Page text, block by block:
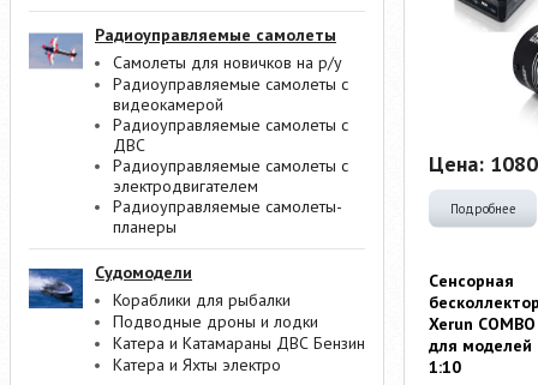
Радиоуправляемые самолеты
Самолеты для новичков на р/у
Радиоуправляемые самолеты с
видеокамерой
Радиоуправляемые самолеты с
ДВС
Радиоуправляемые самолеты с
электродвигателем
Радиоуправляемые самолеты-
планеры
Судомодели
Кораблики для рыбалки
Подводные дроны и лодки
Катера и Катамараны ДВС Бензин
Катера и Яхты электро
Цена:
Подробнее
Cенсорная
Xerun
для
1:10